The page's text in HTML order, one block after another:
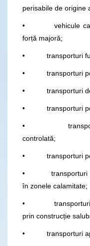
perisabile de origine
• vehicule care
forță majoră;
• transporturi
• transporturi
• transporturi de
• transporturi
• transporturi
controlată;
• transporturi
• transporturi
în zonele calamitate;
• transporturi cu
prin construcție
• transporturi